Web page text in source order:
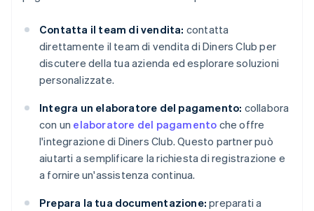
Contatta il team di vendita: contatta
direttamente il team di vendita di Diners Club per
discutere della tua azienda ed esplorare soluzioni
personalizzate.
Integra un elaboratore del pagamento: collabora
con un elaboratore del pagamento che offre
l'integrazione di Diners Club. Questo partner può
aiutarti a semplificare la richiesta di registrazione e
a fornire un'assistenza continua.
Prepara la tua documentazione: preparati a